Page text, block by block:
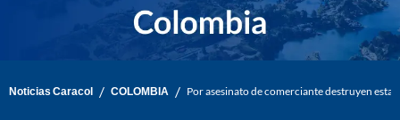
Noticias Caracol / COLOMBIA / Por asesinato de comerciante destruyen